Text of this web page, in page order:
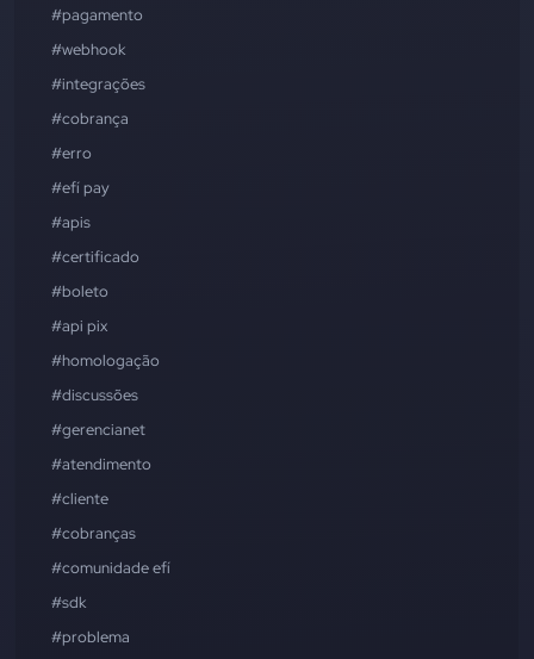
#pagamento
#webhook
#integrações
#cobrança
#erro
#efí pay
#apis
#certificado
#boleto
#api pix
#homologação
#discussões
#gerencianet
#atendimento
#cliente
#cobranças
#comunidade efí
#sdk
#problema